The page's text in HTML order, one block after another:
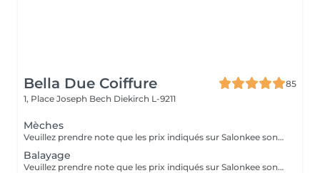
Bella Due Coiffure
85
1, Place Joseph Bech Diekirch L-9211
Mèches
Veuillez prendre note que les prix indiqués sur Salonkee sont communiqués à titre informatif et s'entendent de base. Ces derniers sont susceptibles de varier selon le diagnostic réalisé à votre arrivée au salon et l'expertise du professionnel à qui vous confiez votre beauté. Dans tous les cas, un devis précis vous sera proposé et toutes réalisations de prestations seront effectuées avec votre accord. Un grand merci d'avance pour votre compréhension. Au plaisir de vous recevoir très vite.
Balayage
Veuillez prendre note que les prix indiqués sur Salonkee sont communiqués à titre informatif et s'entendent de base. Ces derniers sont susceptibles de varier selon le diagnostic réalisé à votre arrivée au salon et l'expertise du professionnel à qui vous confiez votre beauté. Dans tous les cas, un devis précis vous sera proposé et toutes réalisations de prestations seront effectuées avec votre accord. Un grand merci d'avance pour votre compréhension. Au plaisir de vous recevoir très vite.